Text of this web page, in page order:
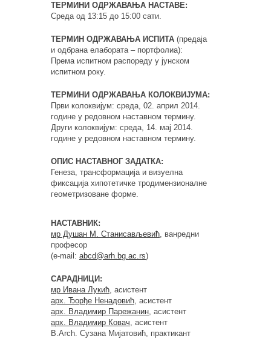
ТЕРМИНИ ОДРЖАВАЊА НАСТАВЕ:
Среда од 13:15 до 15:00 сати.
ТЕРМИН ОДРЖАВАЊА ИСПИТА (предаја
и одбрана елабората – портфолиа):
Према испитном распореду у јунском
испитном року.
ТЕРМИНИ ОДРЖАВАЊА КОЛОКВИЈУМА:
Први колoквијум: среда, 02. април 2014.
године у редовном наставном термину.
Други колоквијум: среда, 14. мај 2014.
године у редовном наставном термину.
ОПИС НАСТАВНОГ ЗАДАТКА:
Генеза, трансформација и визуелна
фиксација хипотетичке тродимензионалне
геометризоване форме.
НАСТАВНИК:
мр Душан М. Станисављевић, ванредни
професор
(e-mail: abcd@arh.bg.ac.rs)
САРАДНИЦИ:
мр Ивана Лукић, асистент
арх. Ђорђе Ненадовић, асистент
арх. Владимир Парежанин, асистент
арх. Владимир Ковач, асистент
B.Arch. Сузана Мијатовић, практикант